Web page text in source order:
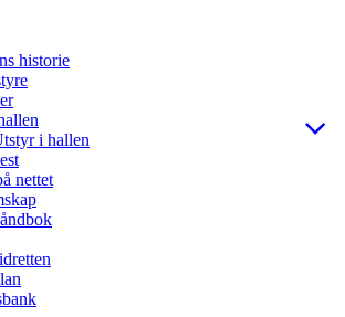
historie
i hallen
nettet